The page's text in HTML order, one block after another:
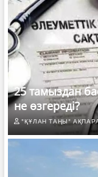
25 тамыздан
не өзгереді?
"ҚҰЛАН ТАҢЫ"